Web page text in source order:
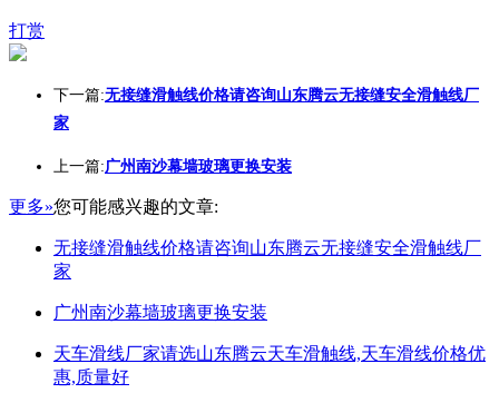
打赏
下一篇:无接缝滑触线价格请咨询山东腾云无接缝安全滑触线厂
家
上一篇:广州南沙幕墙玻璃更换安装
更多»您可能感兴趣的文章:
无接缝滑触线价格请咨询山东腾云无接缝安全滑触线厂
家
广州南沙幕墙玻璃更换安装
天车滑线厂家请选山东腾云天车滑触线,天车滑线价格优
惠,质量好